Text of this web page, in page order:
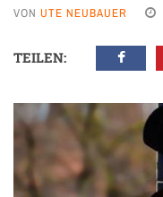
VON UTE NEUBAUER
TEILEN: